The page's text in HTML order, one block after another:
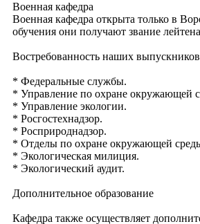
Военная кафедра
Военная кафедра открыта только в
обучения они получают звание
Востребованность наших выпускников
* Федеральные службы.
* Управление по охране окружающей
* Управление экологии.
* Росгостехнадзор.
* Росприроднадзор.
* Отделы по охране окружающей
* Экологическая милиция.
* Экологический аудит.
Дополнительное образование
Кафедра также осуществляет